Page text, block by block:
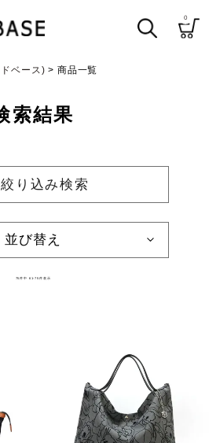
0
ベース) 商品一覧
索結果
絞り込み検索
並び替え
75件中 61-75 件表示